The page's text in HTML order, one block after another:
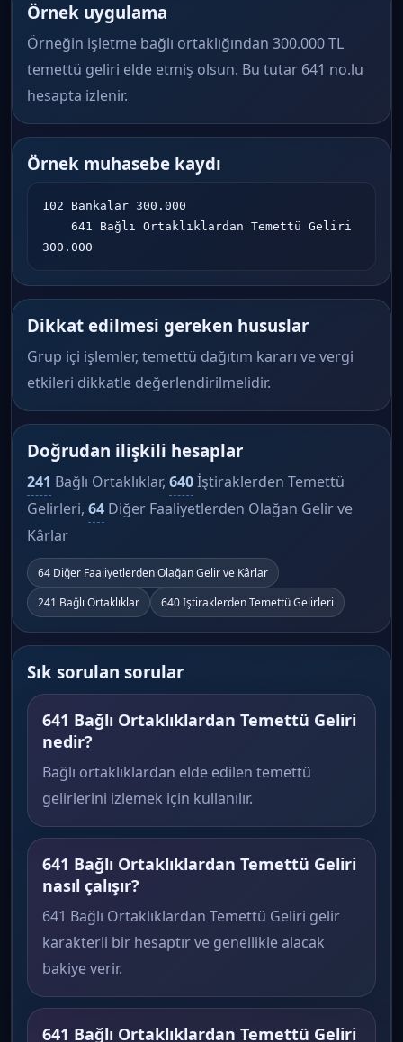
Örnek uygulama
Örneğin işletme bağlı ortaklığından 300.000 TL
temettü geliri elde etmiş olsun. Bu tutar 641 no.lu
hesapta izlenir.
Örnek muhasebe kaydı
102 Bankalar 300.000
300.000
Dikkat edilmesi gereken hususlar
Grup içi işlemler, temettü dağıtım kararı ve vergi
etkileri dikkatle değerlendirilmelidir.
Doğrudan ilişkili hesaplar
241 Bağlı Ortaklıklar, 640İştiraklerden Temettü
Gelirleri, 64 Diğer Faaliyetlerden Olağan Gelir ve
Kârlar
64 Diğer Faaliyetlerden Olağan Gelir ve Kârlar
241 Bağlı Ortaklıklar
640 İştiraklerden Temettü Gelirleri
Sık sorulan sorular
641 Bağlı Ortaklıklardan Temettü Geliri
nedir?
Bağlı ortaklıklardan elde edilen temettü
gelirlerini izlemek için kullanılır.
641 Bağlı Ortaklıklardan Temettü Geliri
nasıl çalışır?
641 Bağlı Ortaklıklardan Temettü Geliri gelir
karakterli bir hesaptır ve genellikle alacak
bakiye verir.
641 Bağlı Ortaklıklardan Temettü Geliri